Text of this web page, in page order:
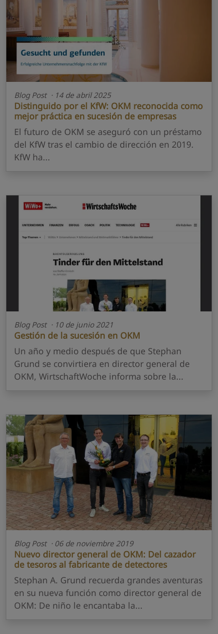
Blog Post · 14 de abril 2025
Distinguido por el KfW: OKM reconocida como
mejor práctica en sucesión de empresas
El futuro de OKM se aseguró con un préstamo
del KfW tras el cambio de dirección en 2019.
KfW ha...
Blog Post · 10 de junio 2021
Gestión de la sucesión en OKM
Un año y medio después de que Stephan
Grund se convirtiera en director general de
OKM, WirtschaftWoche informa sobre la...
Blog Post · 06 de noviembre 2019
Nuevo director general de OKM: Del cazador
de tesoros al fabricante de detectores
Stephan A. Grund recuerda grandes aventuras
en su nueva función como director general de
OKM: De niño le encantaba la...